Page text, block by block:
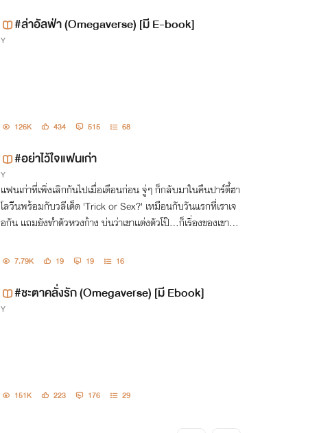
#ล่าอัลฟ่า (Omegaverse) [มี E-book]
Y
126K 434 515 68
#อย่าไว้ใจแฟนเก่า
Y
แฟนเก่าที่เพิ่งเลิกกันไปเมื่อเดือนก่อน จู่ๆ ก็กลับมาในคืนปาร์ตี้ฮา
โลวีนพร้อมกับวลีเด็ด 'Trick or Sex?' เหมือนกับวันแรกที่เราเจ
อกัน แถมยังทำตัวหวงก้าง บ่นว่าเขาแต่งตัวโป๊...ก็เรื่องของเขาไห
7.79K 19 19 16
#ชะตาคลั่งรัก (Omegaverse) [มี Ebook]
Y
151K 223 176 29